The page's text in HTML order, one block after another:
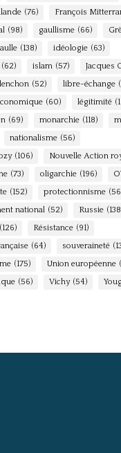
(76) François
(98) gaullisme (66)
(138) idéologie (63)
(62) islam (57) Jacques
(52) libre-échange
(60) légitimité
(69) monarchie (118)
nationalisme (56)
(106) Nouvelle Action
(73) oligarchie (196)
(152) protectionnisme
national (52) Russie
(126) Résistance (91)
(64) souveraineté
(175) Union européenne
(56) Vichy (54)